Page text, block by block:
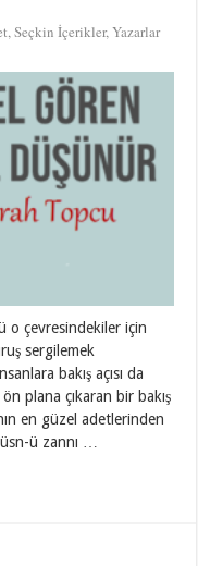
,Seçkin İçerikler,Yazarlar
o çevresindekiler için
sergilemek
bakış açısı da
plana çıkaran bir bakış
en güzel adetlerinden
ü zannı …